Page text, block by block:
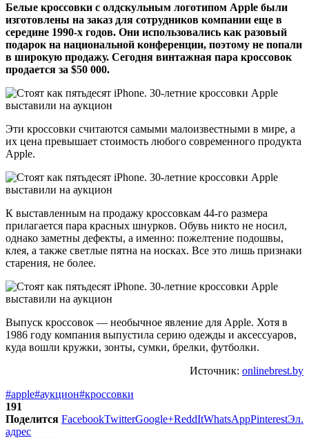
Белые кроссовки с олдскульным логотипом Apple были
изготовлены на заказ для сотрудников компании еще в
середине 1990-х годов. Они использовались как разовый
подарок на национальной конференции, поэтому не попали
в широкую продажу. Сегодня винтажная пара кроссовок
продается за $50 000.
Эти кроссовки считаются самыми малоизвестными в мире, а
их цена превышает стоимость любого современного продукта
Apple.
К выставленным на продажу кроссовкам 44-го размера
прилагается пара красных шнурков. Обувь никто не носил,
однако заметны дефекты, а именно: пожелтение подошвы,
клея, а также светлые пятна на носках. Все это лишь признаки
старения, не более.
Выпуск кроссовок — необычное явление для Apple. Хотя в
1986 году компания выпустила серию одежды и аксессуаров,
куда вошли кружки, зонты, сумки, брелки, футболки.
Источник: onlinebrest.by
#apple#аукцион#кроссовки
191
Поделится FacebookTwitterGoogle+ReddItWhatsAppPinterestЭл.
адрес